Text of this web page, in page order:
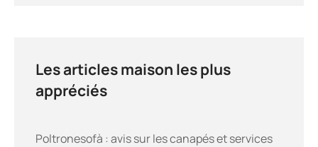
Les articles maison les plus
appréciés
Poltronesofà : avis sur les canapés et services